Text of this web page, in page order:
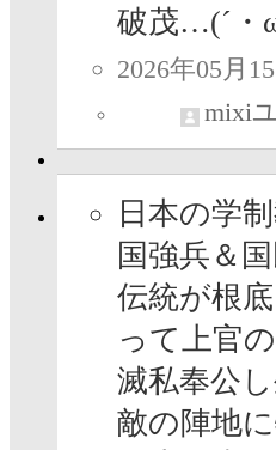
破茂…(´・
2026年05月
mixi
日本の学
国強兵＆
伝統が根
って上官
滅私奉公
敵の陣地